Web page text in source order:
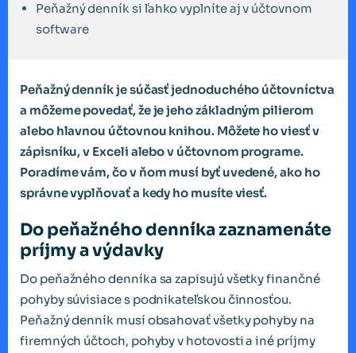
Peňažný denník si ľahko vyplníte aj v účtovnom
software
Peňažný denník je súčasť jednoduchého účtovníctva
a môžeme povedať, že je jeho základným pilierom
alebo hlavnou účtovnou knihou. Môžete ho viesť v
zápisníku, v Exceli alebo v účtovnom programe.
Poradíme vám, čo v ňom musí byť uvedené, ako ho
správne vyplňovať a kedy ho musíte viesť.
Do peňažného denníka zaznamenáte
príjmy a výdavky
Do peňažného denníka sa zapisujú všetky finančné
pohyby súvisiace s podnikateľskou činnosťou.
Peňažný denník musí obsahovať všetky pohyby na
firemných účtoch, pohyby v hotovosti a iné príjmy